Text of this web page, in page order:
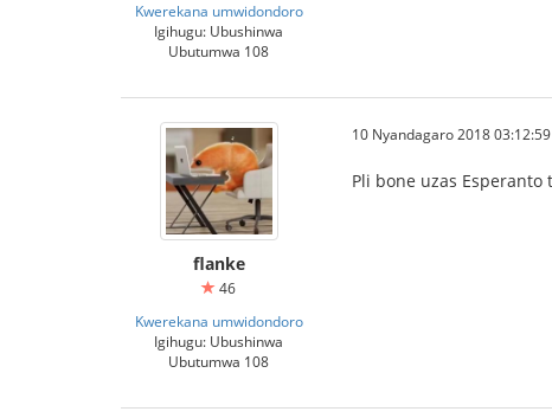
Kwerekana umwidondoro
Igihugu: Ubushinwa
Ubutumwa 108
flanke
46
Kwerekana umwidondoro
Igihugu: Ubushinwa
Ubutumwa 108
10 Nyandagaro 2018 03:12:59
Pli bone uzas Esperanto